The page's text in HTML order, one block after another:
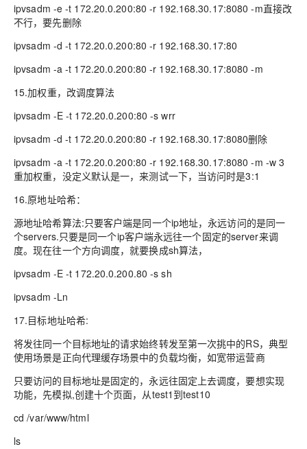
ipvsadm -e -t 172.20.0.200:80 -r 192.168.30.17:8080 -m直接改
不行，要先删除
ipvsadm -d -t 172.20.0.200:80 -r 192.168.30.17:80
ipvsadm -a -t 172.20.0.200:80 -r 192.168.30.17:8080 -m
15.加权重，改调度算法
ipvsadm -E -t 172.20.0.200:80 -s wrr
ipvsadm -d -t 172.20.0.200:80 -r 192.168.30.17:8080删除
ipvsadm -a -t 172.20.0.200:80 -r 192.168.30.17:8080 -m -w 3
重加权重，没定义默认是一，来测试一下，当访问时是3:1
16.原地址哈希：
源地址哈希算法:只要客户端是同一个ip地址，永远访问的是同一
个servers.只要是同一个ip客户端永远往一个固定的server来调
度。现在往一个方向调度，就要换成sh算法，
ipvsadm -E -t 172.20.0.200.80 -s sh
ipvsadm -Ln
17.目标地址哈希:
将发往同一个目标地址的请求始终转发至第一次挑中的RS，典型
使用场景是正向代理缓存场景中的负载均衡，如宽带运营商
只要访问的目标地址是固定的，永远往固定上去调度，要想实现
功能，先模拟,创建十个页面，从test1到test10
cd /var/www/html
ls